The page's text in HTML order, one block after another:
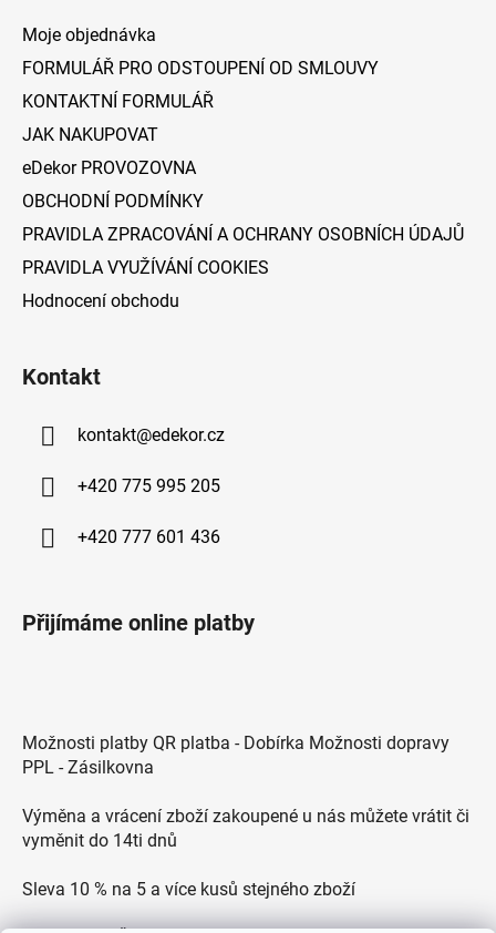
Moje objednávka
FORMULÁŘ PRO ODSTOUPENÍ OD SMLOUVY
KONTAKTNÍ FORMULÁŘ
JAK NAKUPOVAT
eDekor PROVOZOVNA
OBCHODNÍ PODMÍNKY
PRAVIDLA ZPRACOVÁNÍ A OCHRANY OSOBNÍCH ÚDAJŮ
PRAVIDLA VYUŽÍVÁNÍ COOKIES
Hodnocení obchodu
Kontakt
kontakt@edekor.cz
+420 775 995 205
+420 777 601 436
Přijímáme online platby
Možnosti platby QR platba - Dobírka Možnosti dopravy
PPL - Zásilkovna
Výměna a vrácení zboží zakoupené u nás můžete vrátit či
vyměnit do 14ti dnů
Sleva 10 % na 5 a více kusů stejného zboží